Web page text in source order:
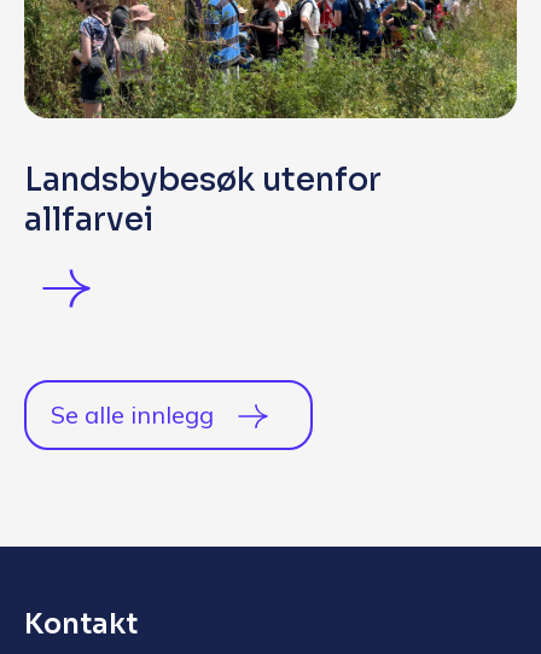
Landsbybesøk utenfor
allfarvei
Se alle innlegg
Kontakt